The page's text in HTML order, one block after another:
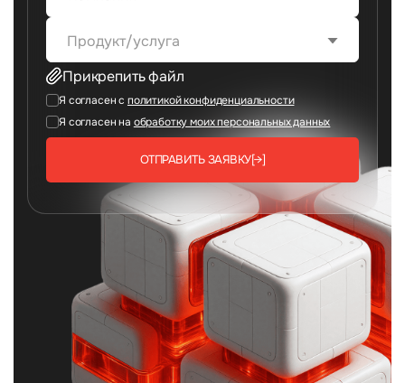
Продукт/услуга
Прикрепить файл
Я согласен с политикой конфиденциальности
Я согласен на обработку моих персональных данных
ОТПРАВИТЬ ЗАЯВКУ[→]